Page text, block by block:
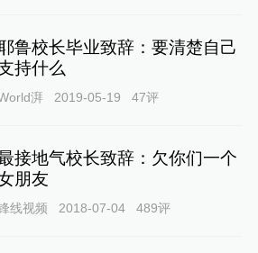
鲁校长毕业致辞：要清楚自己
持什么
湃 2019-05-19 47评
接地气校长致辞：欠你们一个
朋友
线视频 2018-07-04 489评